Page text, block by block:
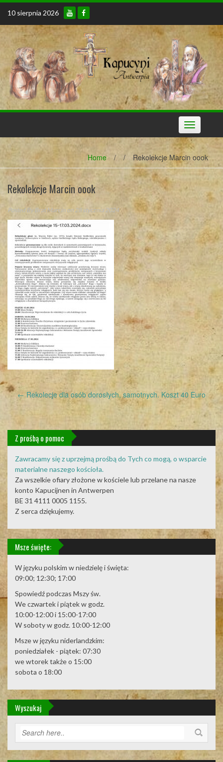
Skip
content
10 sierpnia 2026
Toggle
navigation
Home / / Rekolekcje Marcin oook
Rekolekcje Marcin oook
Posted ByBrat Marcin on 28 stycznia 2024
Post
navigation
← Rekolecje dla osób dorosłych, samotnych. Koszt 40 Euro
Z prośbą o pomoc
Zawracamy się z uprzejmą prośbą do Tych co mogą, o wsparcie
materialne naszego kościoła.
Za wszelkie ofiary złożone w kościele lub przelane na nasze
konto Kapucijnen in Antwerpen
BE 31 4111 0005 1155.
Z serca dziękujemy.
Msze święte:
W języku polskim w niedzielę i święta:
09:00; 12:30; 17:00
Spowiedź podczas Mszy św.
We czwartek i piątek w godz.
10:00-12:00 i 15:00-17:00
W soboty w godz. 10:00-12:00
Msze w języku niderlandzkim:
poniedziałek - piątek: 07:30
we wtorek także o 15:00
sobota o 18:00
Wyszukaj